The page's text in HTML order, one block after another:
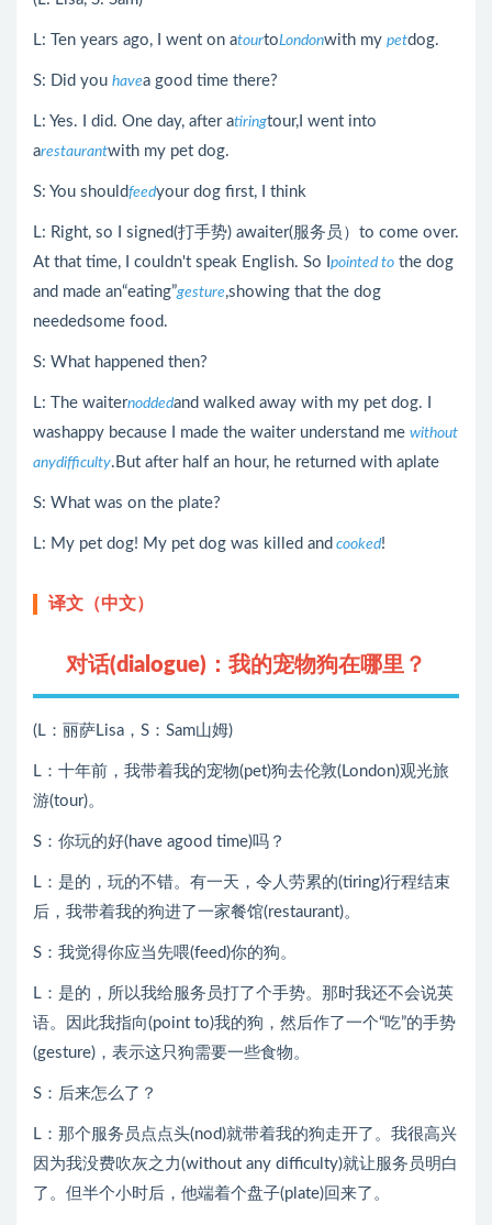
L: Ten years ago, I went on atourtoLondonwith my petdog.
S: Did you havea good time there?
L: Yes. I did. One day, after atiringtour,I went into
arestaurantwith my pet dog.
S: You shouldfeedyour dog first, I think
L: Right, so I signed(打手势) awaiter(服务员）to come over.
At that time, I couldn't speak English. So I pointed to the dog
and made an“eating”gesture,showing that the dog
neededsome food.
S: What happened then?
L: The waiternoddedand walked away with my pet dog. I
washappy because I made the waiter understand me without
anydifficulty.But after half an hour, he returned with aplate
S: What was on the plate?
L: My pet dog! My pet dog was killed and cooked!
译文（中文）
对话(dialogue)：我的宠物狗在哪里？
(L：丽萨Lisa，S：Sam山姆)
L：十年前，我带着我的宠物(pet)狗去伦敦(London)观光旅
游(tour)。
S：你玩的好(have agood time)吗？
L：是的，玩的不错。有一天，令人劳累的(tiring)行程结束
后，我带着我的狗进了一家餐馆(restaurant)。
S：我觉得你应当先喂(feed)你的狗。
L：是的，所以我给服务员打了个手势。那时我还不会说英
语。因此我指向(point to)我的狗，然后作了一个“吃”的手势
(gesture)，表示这只狗需要一些食物。
S：后来怎么了？
L：那个服务员点点头(nod)就带着我的狗走开了。我很高兴
因为我没费吹灰之力(without any difficulty)就让服务员明白
了。但半个小时后，他端着个盘子(plate)回来了。